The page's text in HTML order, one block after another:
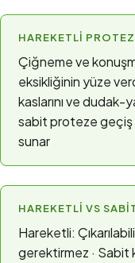
HAREKETLI
Çiğneme ve
eksikliğinin yüze
kaslarını ve
sabit proteze geçiş
sunar
HAREKETLI VS
Hareketli:
gerektirmez · Sabit